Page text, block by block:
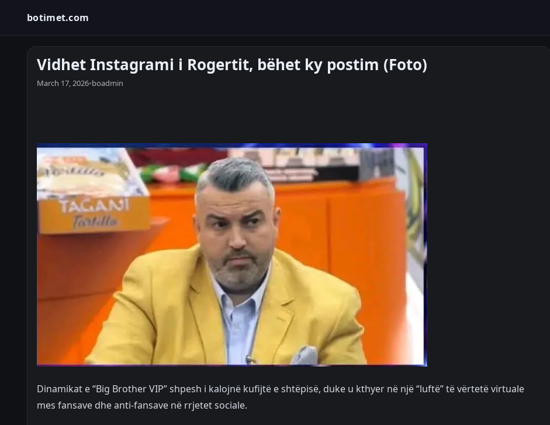
botimet.com
Vidhet Instagrami i Rogertit, bëhet ky postim (Foto)
March 17, 2026•boadmin
Dinamikat e “Big Brother VIP” shpesh i kalojnë kufijtë e shtëpisë, duke u kthyer në një “luftë” të vërtetë virtuale
mes fansave dhe anti-fansave në rrjetet sociale.